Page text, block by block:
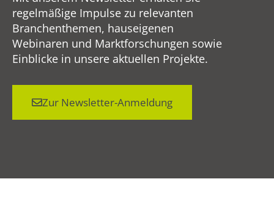
regelmäßige Impulse zu relevanten
Branchenthemen, hauseigenen
Webinaren und Marktforschungen sowie
Einblicke in unsere aktuellen Projekte.
Zur Newsletter-Anmeldung